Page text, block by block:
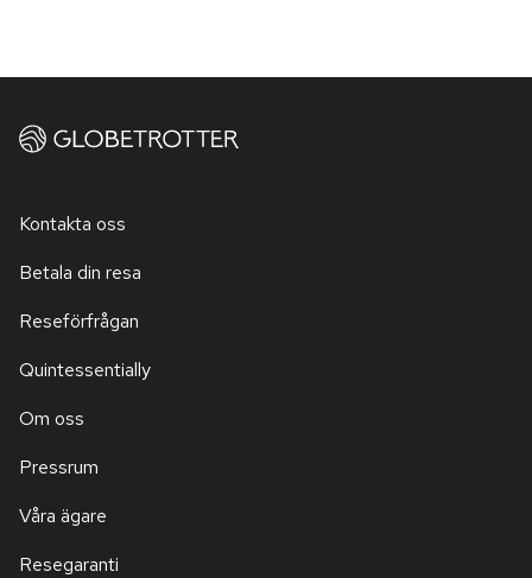
Kontakta oss
Betala din resa
Reseförfrågan
Quintessentially
Om oss
Pressrum
Våra ägare
Resegaranti